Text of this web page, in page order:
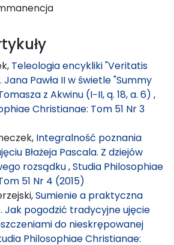
Teleologia encykliki "Veritatis
Jana Pawła II w świetle "Summy
z Akwinu (I−II, q. 18, a. 6) ,
Christianae: Tom 51 Nr 3
Integralność poznania
Błażeja Pascala. Z dziejów
rozsądku,Studia Philosophiae
51 Nr 4 (2015)
Sumienie a praktyczna
Jak pogodzić tradycyjne ujęcie
do nieskrępowanej
Philosophiae Christianae: